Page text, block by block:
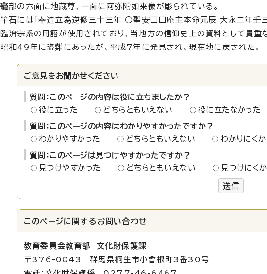
龕部の六面に地蔵尊、一面に阿弥陀如来像が彫られている。
竿石には「奉造立為逆修三十三年 ○聖安□□庵主本命元辰 大永二年壬
臨済宗系の用語が使用されており、当地方の信仰史上の資料として貴重
昭和49年に盗難にあったが、平成7年に発見され、現在地に戻された。
ご意見をお聞かせください
質問：このページの内容は役に立ちましたか？
役に立った
どちらともいえない 役に立たなかった
質問：このページの内容はわかりやすかったですか？
わかりやすかった
どちらともいえない わかりにくか
質問：このページは見つけやすかったですか？
見つけやすかった
どちらともいえない 見つけにく
送信
このページに関する お問い合わせ
教育委員会教育部 文化財保護課
〒376-0043 群馬県桐生市小曾根町3番30号